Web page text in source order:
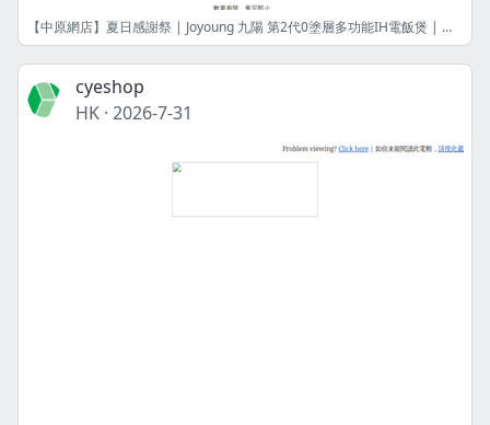
【中原網店】夏日感謝祭 | Joyoung 九陽 第2代0塗層多功能IH電飯煲 | 港幣698 | 限量8件! | 網店限定
cyeshop
HK · 2026-7-31